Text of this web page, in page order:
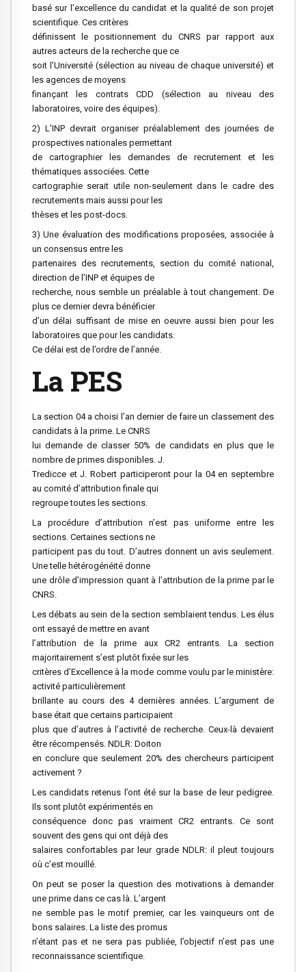
basé sur l’excellence du candidat et la qualité de son projet
scientifique. Ces critères
définissent le positionnement du CNRS par rapport aux
autres acteurs de la recherche que ce
soit l’Université (sélection au niveau de chaque université) et
les agences de moyens
finançant les contrats CDD (sélection au niveau des
laboratoires, voire des équipes).
2) L’INP devrait organiser préalablement des journées de
prospectives nationales permettant
de cartographier les demandes de recrutement et les
thématiques associées. Cette
cartographie serait utile non-seulement dans le cadre des
recrutements mais aussi pour les
thèses et les post-docs.
3) Une évaluation des modifications proposées, associée à
un consensus entre les
partenaires des recrutements, section du comité national,
direction de l’INP et équipes de
recherche, nous semble un préalable à tout changement. De
plus ce dernier devra bénéficier
d’un délai suffisant de mise en oeuvre aussi bien pour les
laboratoires que pour les candidats.
Ce délai est de l’ordre de l’année.
La PES
La section 04 a choisi l’an dernier de faire un classement des
candidats à la prime. Le CNRS
lui demande de classer 50% de candidats en plus que le
nombre de primes disponibles. J.
Tredicce et J. Robert participeront pour la 04 en septembre
au comité d’attribution finale qui
regroupe toutes les sections.
La procédure d’attribution n’est pas uniforme entre les
sections. Certaines sections ne
participent pas du tout. D’autres donnent un avis seulement.
Une telle hétérogénéité donne
une drôle d’impression quant à l’attribution de la prime par le
CNRS.
Les débats au sein de la section semblaient tendus. Les élus
ont essayé de mettre en avant
l’attribution de la prime aux CR2 entrants. La section
majoritairement s’est plutôt fixée sur les
critères d’Excellence à la mode comme voulu par le ministère:
activité particulièrement
brillante au cours des 4 dernières années. L’argument de
base était que certains participaient
plus que d’autres à l’activité de recherche. Ceux-là devaient
être récompensés. NDLR: Doiton
en conclure que seulement 20% des chercheurs participent
activement ?
Les candidats retenus l’ont été sur la base de leur pedigree.
Ils sont plutôt expérimentés en
conséquence donc pas vraiment CR2 entrants. Ce sont
souvent des gens qui ont déjà des
salaires confortables par leur grade NDLR: il pleut toujours
où c’est mouillé.
On peut se poser la question des motivations à demander
une prime dans ce cas là. L’argent
ne semble pas le motif premier, car les vainqueurs ont de
bons salaires. La liste des promus
n’étant pas et ne sera pas publiée, l’objectif n’est pas une
reconnaissance scientifique.